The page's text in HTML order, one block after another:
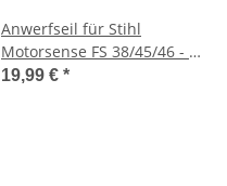
Anwerfseil für Stihl
Motorsense FS 38/45/46 - BG
45/46/55/65/85/SH 56 C/86 C
19,99 € *